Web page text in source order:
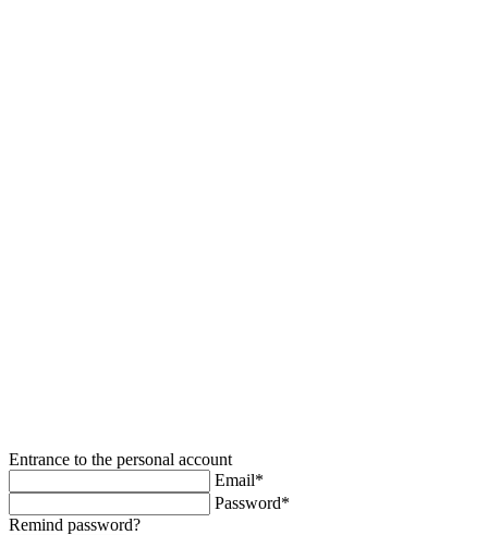
Entrance to the personal account
Email*
Password*
Remind password?